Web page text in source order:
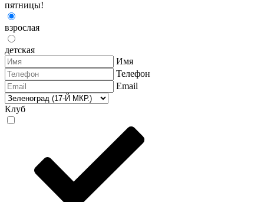
пятницы!
взрослая
детская
Имя
Телефон
Email
Клуб